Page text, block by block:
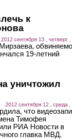
к
2012 сентября 13 , четверг ,
19-летний
уничтожил
2012 сентября 12 , среда ,
что
Тимофея
РИА Новости в
главка МВД.